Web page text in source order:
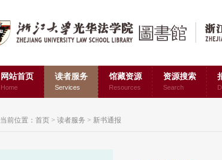
网站首页
Home
读者服务
Services
馆藏资源
Resources
资源搜索
Search
当前位置： 首页 > 读者服务 > 新书通报